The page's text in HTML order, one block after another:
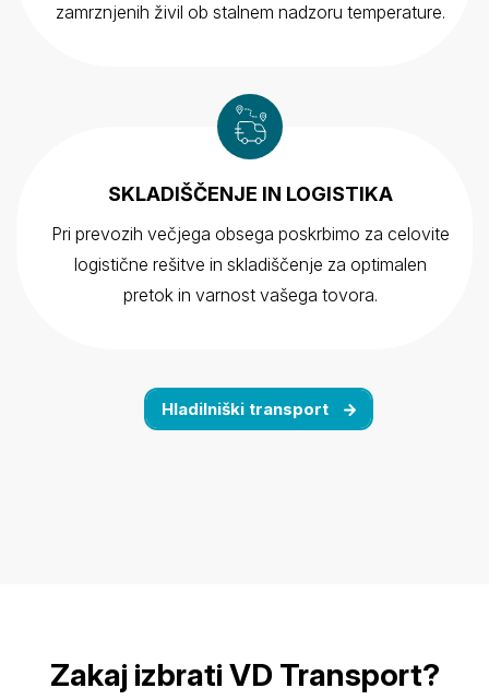
zamrznjenih živil ob stalnem nadzoru temperature.
SKLADIŠČENJE IN LOGISTIKA
Pri prevozih večjega obsega poskrbimo za celovite
logistične rešitve in skladiščenje za optimalen
pretok in varnost vašega tovora.
Hladilniški transport
Zakaj izbrati VD Transport?